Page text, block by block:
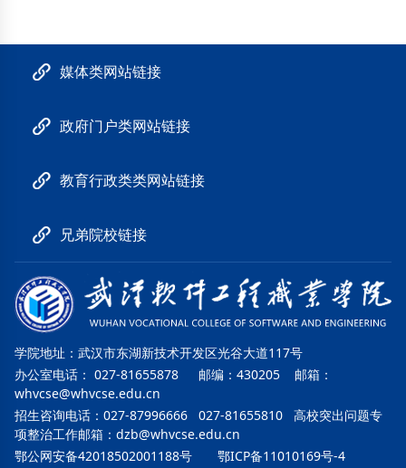
媒体类网站链接
政府门户类网站链接
教育行政类类网站链接
兄弟院校链接
学院地址：武汉市东湖新技术开发区光谷大道117号
办公室电话： 027-81655878 邮编：430205 邮箱：
whvcse@whvcse.edu.cn
招生咨询电话：027-87996666 027-81655810 高校突出问题专
项整治工作邮箱：dzb@whvcse.edu.cn
鄂公网安备42018502001188号
鄂ICP备11010169号-4